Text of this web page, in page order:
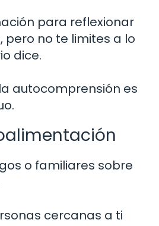
para reflexionar
pero no te limites a lo
dice.
autocomprensión es
o familiares sobre
cercanas a ti